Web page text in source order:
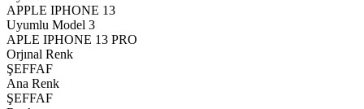
APPLE IPHONE 13
Uyumlu Model 3
APLE IPHONE 13 PRO
Orjınal Renk
ŞEFFAF
Ana Renk
ŞEFFAF